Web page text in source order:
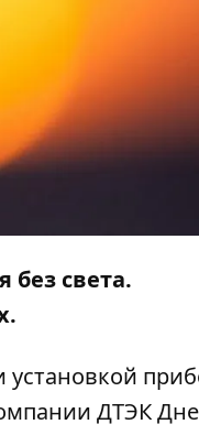
без света.
ДТЭК